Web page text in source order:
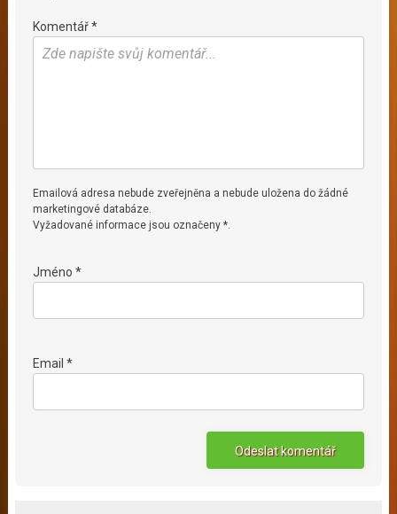
Komentář *
Emailová adresa nebude zveřejněna a nebude uložena do žádné
marketingové databáze.
Vyžadované informace jsou označeny *.
Jméno *
Email *